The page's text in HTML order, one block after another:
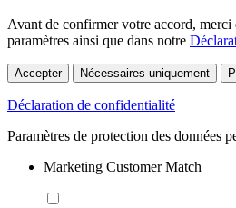
Avant de confirmer votre accord, merci
paramètres ainsi que dans notre
Accepter Nécessaires uniquement
Déclaration de confidentialité
Paramètres de protection des données
Marketing Customer Match